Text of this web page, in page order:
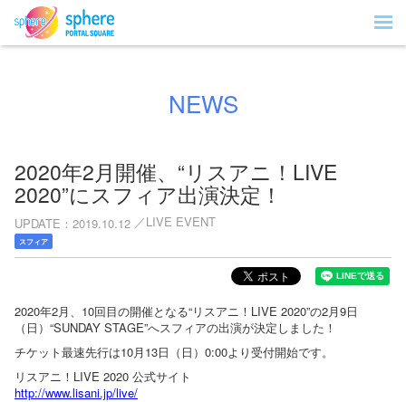
NEWS
2020年2月開催、“リスアニ！LIVE
2020”にスフィア出演決定！
UPDATE 2019.10.12 LIVE EVENT
スフィア
2020年2月、10回目の開催となる“リスアニ！LIVE 2020”の2月9日
（日）“SUNDAY STAGE”へスフィアの出演が決定しました！
チケット最速先行は10月13日（日）0:00より受付開始です。
リスアニ！LIVE 2020 公式サイト
http://www.lisani.jp/live/